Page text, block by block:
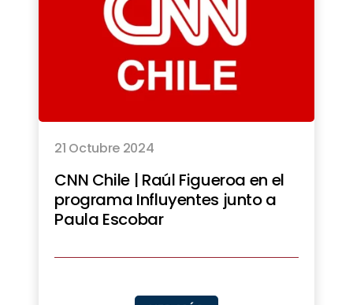
21 Octubre 2024
CNN Chile | Raúl Figueroa en el
programa Influyentes junto a
Paula Escobar